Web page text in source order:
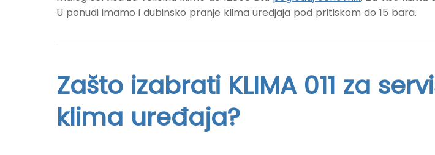
U ponudi imamo i dubinsko pranje klima uredjaja pod pritiskom do 15 bara.
Zašto izabrati KLIMA 011 za
klima uređaja?